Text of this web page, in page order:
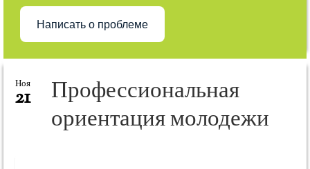
Написать о проблеме
Профессиональная
ориентация молодежи
Ноя
21